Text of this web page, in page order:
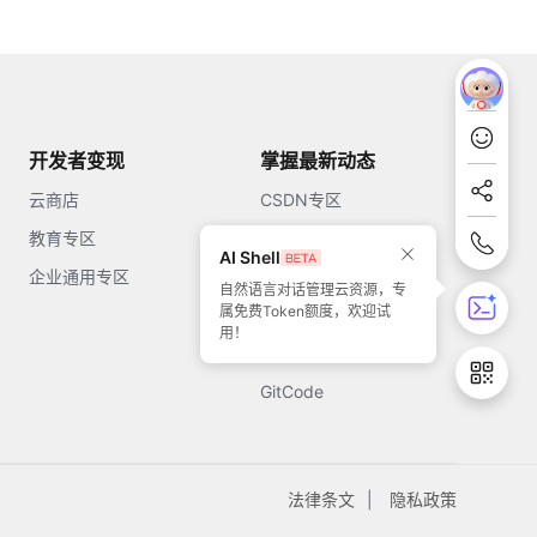
AI Shell
自然语言对话管理云资源，专
属免费Token额度，欢迎试
用！
开发者变现
云商店
教育专区
企业通用专区
掌握最新动态
CSDN专区
51CTO
GitCode
法律条文 隐私政策